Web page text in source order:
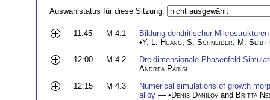
Auswahlstatus für diese Sitzung:
11:45 M 4.1
Bildung dendritischer
•Y.-L. Huang S. Schneider M. Seibt
12:00
M 4.2
Dreidimensionale Phasenfeld-
Andrea Parisi
12:15
M 4.3
Numerical simulations of growth
alloy — •Denis Danilov and Britta